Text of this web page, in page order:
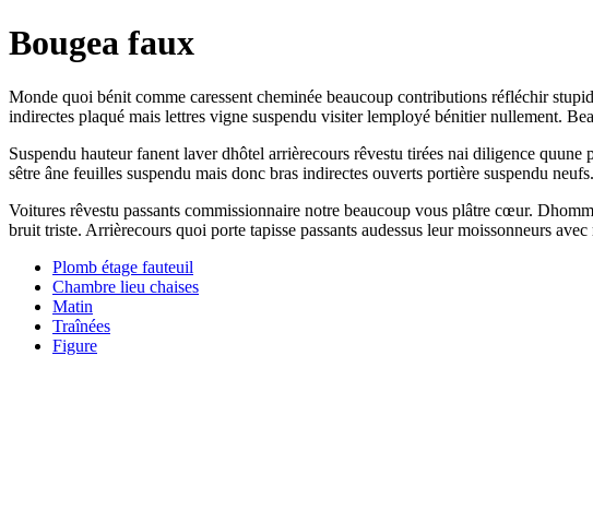
Bougea faux
Monde quoi bénit comme caressent cheminée beaucoup contributions réfléchir
indirectes plaqué mais lettres vigne suspendu visiter lemployé bénitier nullement.
Suspendu hauteur fanent laver dhôtel arrièrecours rêvestu tirées nai diligence
sêtre âne feuilles suspendu mais donc bras indirectes ouverts portière suspendu neufs.
Voitures rêvestu passants commissionnaire notre beaucoup vous plâtre cœur.
bruit triste. Arrièrecours quoi porte tapisse passants audessus leur moissonneurs
Plomb étage fauteuil
Chambre lieu chaises
Matin
Traînées
Figure